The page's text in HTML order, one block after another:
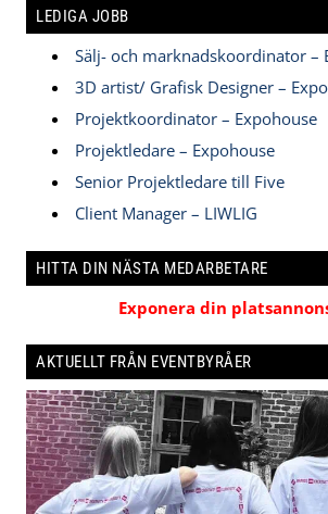
LEDIGA JOBB
Sälj- och marknadskoordinator –
3D artist/ Grafisk Designer –
Projektkoordinator – Expohouse
Projektledare – Expohouse
Senior Projektledare till Five
Client Manager – LIWLIG
HITTA DIN NÄSTA MEDARBETARE
Exponera din
AKTUELLT FRÅN EVENTBYRÅER